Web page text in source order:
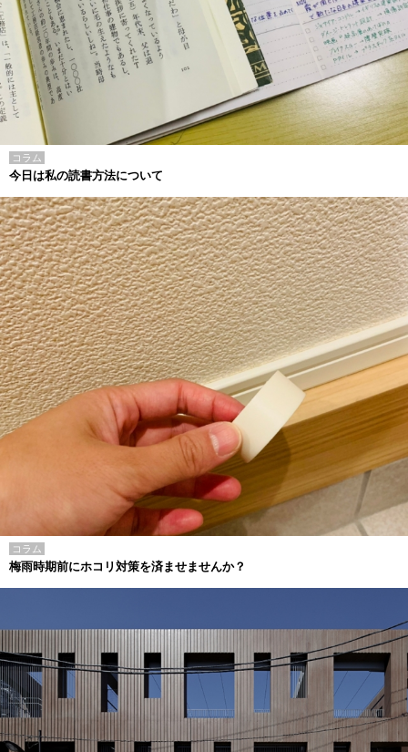
コラム
今日は私の読書方法について
コラム
梅雨時期前にホコリ対策を済ませませんか？